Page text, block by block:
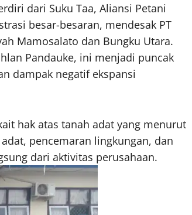
dari Suku Taa, Aliansi Petani
besar-besaran, mendesak PT
Mamosalato dan Bungku Utara.
Pandauke, ini menjadi puncak
dampak negatif ekspansi
hak atas tanah adat yang menurut
pencemaran lingkungan, dan
dari aktivitas perusahaan.